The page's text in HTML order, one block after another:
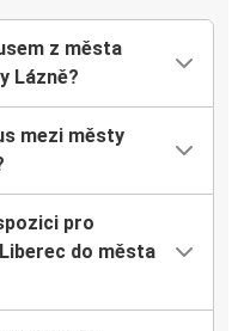
z města
Lázně?
mezi městy
pro
do města